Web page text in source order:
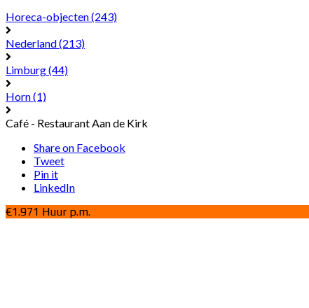
Horeca-objecten(243)
Nederland(213)
Limburg(44)
Horn(1)
Café - Restaurant Aan de Kirk
Share on Facebook
Tweet
Pin it
LinkedIn
€1.971 Huur p.m.